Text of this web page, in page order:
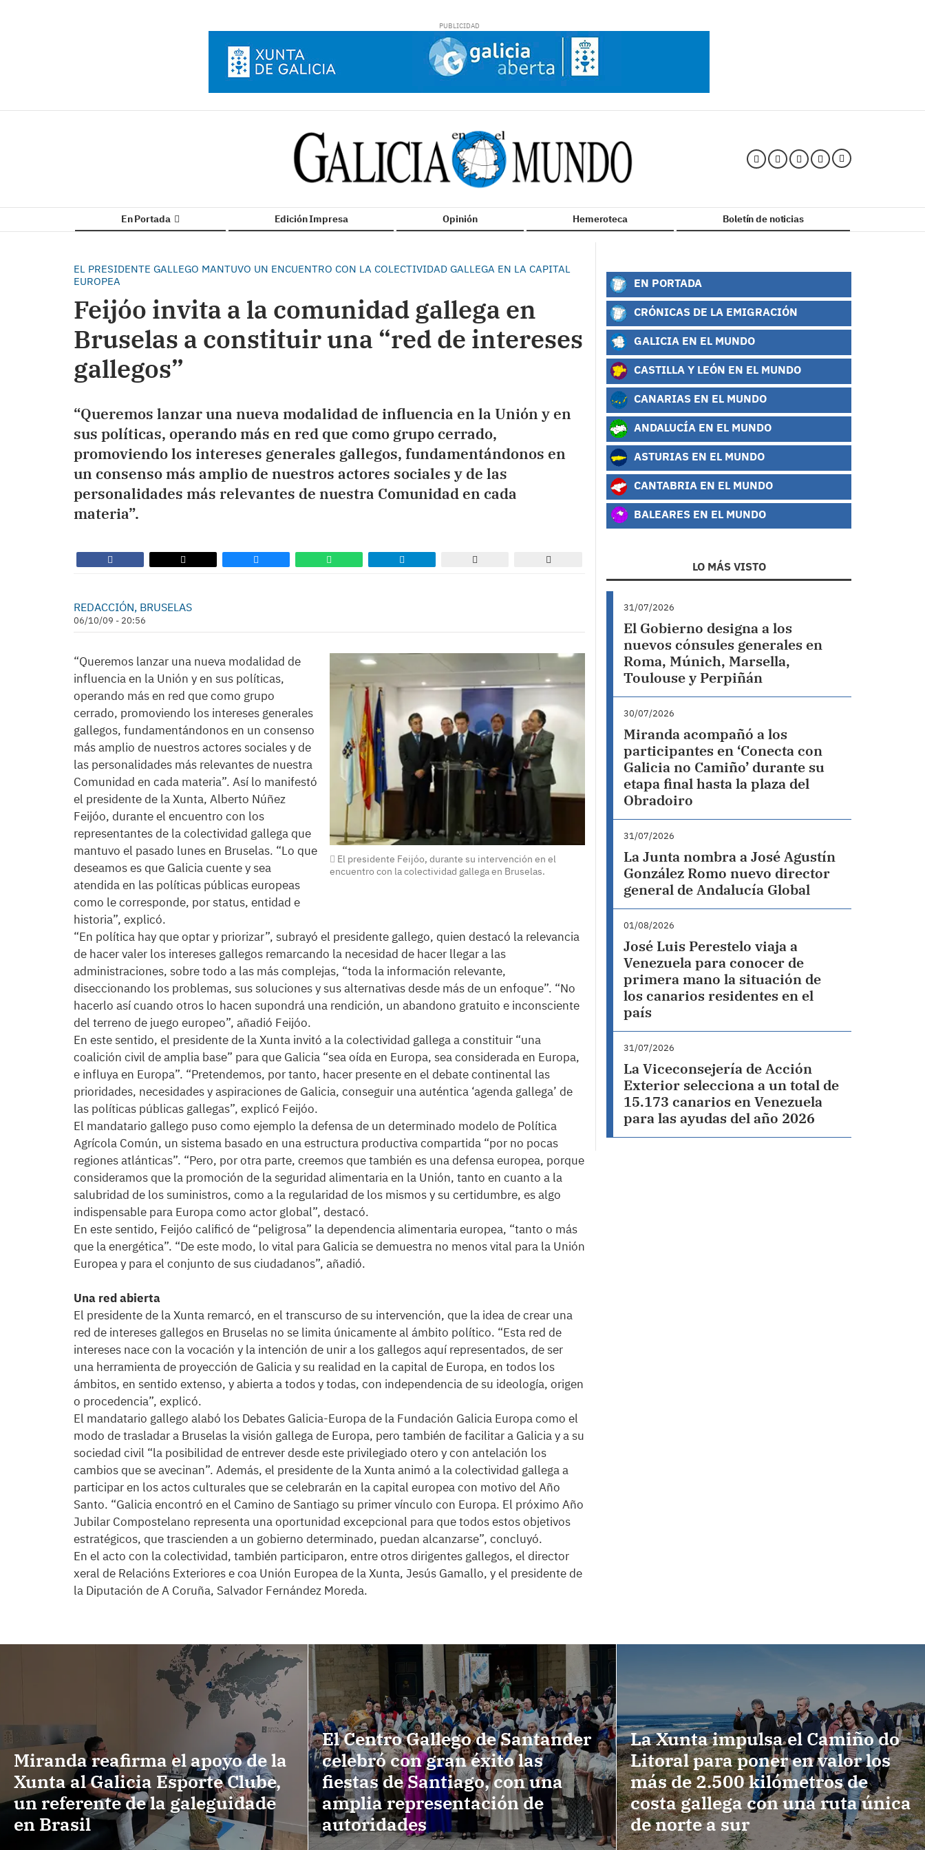
En Portada Edición Impresa Opinión Hemeroteca Boletín de noticias
EL PRESIDENTE GALLEGO MANTUVO UN ENCUENTRO CON LA COLECTIVIDAD GALLEGA EN LA CAPITAL
EUROPEA
Feijóo invita a la comunidad gallega en
Bruselas a constituir una “red de intereses
gallegos”
“Queremos lanzar una nueva modalidad de influencia en la Unión y en
sus políticas, operando más en red que como grupo cerrado,
promoviendo los intereses generales gallegos, fundamentándonos en
un consenso más amplio de nuestros actores sociales y de las
personalidades más relevantes de nuestra Comunidad en cada
materia”.
REDACCIÓN, BRUSELAS
06/10/09 - 20:56
El presidente Feijóo, durante su intervención en el
encuentro con la colectividad gallega en Bruselas.
“Queremos lanzar una nueva modalidad de
influencia en la Unión y en sus políticas,
operando más en red que como grupo
cerrado, promoviendo los intereses generales
gallegos, fundamentándonos en un consenso
más amplio de nuestros actores sociales y de
las personalidades más relevantes de nuestra
Comunidad en cada materia”. Así lo manifestó
el presidente de la Xunta, Alberto Núñez
Feijóo, durante el encuentro con los
representantes de la colectividad gallega que
mantuvo el pasado lunes en Bruselas. “Lo que
deseamos es que Galicia cuente y sea
atendida en las políticas públicas europeas
como le corresponde, por status, entidad e
historia”, explicó.
“En política hay que optar y priorizar”, subrayó el presidente gallego, quien destacó la relevancia
de hacer valer los intereses gallegos remarcando la necesidad de hacer llegar a las
administraciones, sobre todo a las más complejas, “toda la información relevante,
diseccionando los problemas, sus soluciones y sus alternativas desde más de un enfoque”. “No
hacerlo así cuando otros lo hacen supondrá una rendición, un abandono gratuito e inconsciente
del terreno de juego europeo”, añadió Feijóo.
En este sentido, el presidente de la Xunta invitó a la colectividad gallega a constituir “una
coalición civil de amplia base” para que Galicia “sea oída en Europa, sea considerada en Europa,
e influya en Europa”. “Pretendemos, por tanto, hacer presente en el debate continental las
prioridades, necesidades y aspiraciones de Galicia, conseguir una auténtica ‘agenda gallega’ de
las políticas públicas gallegas”, explicó Feijóo.
El mandatario gallego puso como ejemplo la defensa de un determinado modelo de Política
Agrícola Común, un sistema basado en una estructura productiva compartida “por no pocas
regiones atlánticas”. “Pero, por otra parte, creemos que también es una defensa europea, porque
consideramos que la promoción de la seguridad alimentaria en la Unión, tanto en cuanto a la
salubridad de los suministros, como a la regularidad de los mismos y su certidumbre, es algo
indispensable para Europa como actor global”, destacó.
En este sentido, Feijóo calificó de “peligrosa” la dependencia alimentaria europea, “tanto o más
que la energética”. “De este modo, lo vital para Galicia se demuestra no menos vital para la Unión
Europea y para el conjunto de sus ciudadanos”, añadió.
Una red abierta
El presidente de la Xunta remarcó, en el transcurso de su intervención, que la idea de crear una
red de intereses gallegos en Bruselas no se limita únicamente al ámbito político. “Esta red de
intereses nace con la vocación y la intención de unir a los gallegos aquí representados, de ser
una herramienta de proyección de Galicia y su realidad en la capital de Europa, en todos los
ámbitos, en sentido extenso, y abierta a todos y todas, con independencia de su ideología, origen
o procedencia”, explicó.
El mandatario gallego alabó los Debates Galicia-Europa de la Fundación Galicia Europa como el
modo de trasladar a Bruselas la visión gallega de Europa, pero también de facilitar a Galicia y a su
sociedad civil “la posibilidad de entrever desde este privilegiado otero y con antelación los
cambios que se avecinan”. Además, el presidente de la Xunta animó a la colectividad gallega a
participar en los actos culturales que se celebrarán en la capital europea con motivo del Año
Santo. “Galicia encontró en el Camino de Santiago su primer vínculo con Europa. El próximo Año
Jubilar Compostelano representa una oportunidad excepcional para que todos estos objetivos
estratégicos, que trascienden a un gobierno determinado, puedan alcanzarse”, concluyó.
En el acto con la colectividad, también participaron, entre otros dirigentes gallegos, el director
xeral de Relacións Exteriores e coa Unión Europea de la Xunta, Jesús Gamallo, y el presidente de
la Diputación de A Coruña, Salvador Fernández Moreda.
EN PORTADA
CRÓNICAS DE LA EMIGRACIÓN
GALICIA EN EL MUNDO
CASTILLA Y LEÓN EN EL MUNDO
CANARIAS EN EL MUNDO
ANDALUCÍA EN EL MUNDO
ASTURIAS EN EL MUNDO
CANTABRIA EN EL MUNDO
BALEARES EN EL MUNDO
LO MÁS VISTO
31/07/2026
El Gobierno designa a los
nuevos cónsules generales en
Roma, Múnich, Marsella,
Toulouse y Perpiñán
30/07/2026
Miranda acompañó a los
participantes en ‘Conecta con
Galicia no Camiño’ durante su
etapa final hasta la plaza del
Obradoiro
31/07/2026
La Junta nombra a José Agustín
González Romo nuevo director
general de Andalucía Global
01/08/2026
José Luis Perestelo viaja a
Venezuela para conocer de
primera mano la situación de
los canarios residentes en el
país
31/07/2026
La Viceconsejería de Acción
Exterior selecciona a un total de
15.173 canarios en Venezuela
para las ayudas del año 2026
Miranda reafirma el apoyo de la
Xunta al Galicia Esporte Clube,
un referente de la galeguidade
en Brasil
El Centro Gallego de Santander
celebró con gran éxito las
fiestas de Santiago, con una
amplia representación de
autoridades
La Xunta impulsa el Camiño do
Litoral para poner en valor los
más de 2.500 kilómetros de
costa gallega con una ruta única
de norte a sur